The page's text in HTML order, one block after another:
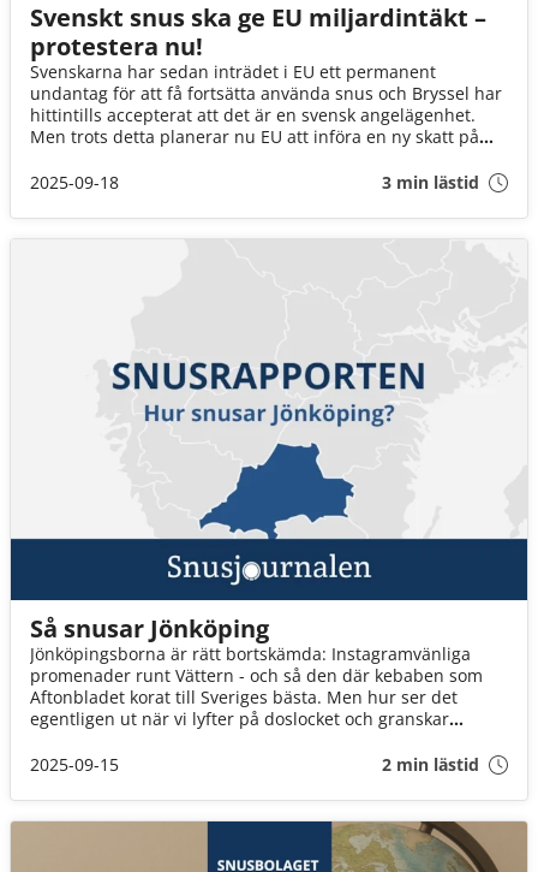
Svenskt snus ska ge EU miljardintäkt –
protestera nu!
Svenskarna har sedan inträdet i EU ett permanent
undantag för att få fortsätta använda snus och Bryssel har
hittintills accepterat att det är en svensk angelägenhet.
Men trots detta planerar nu EU att införa en ny skatt på
det svenska snuset. Tobaksskatten höjs i Sverige med över
kronor årligen på denna höjning.
2025-09-18 3 min lästid
Så snusar Jönköping
Jönköpingsborna är rätt bortskämda: Instagramvänliga
promenader runt Vättern - och så den där kebaben som
Aftonbladet korat till Sveriges bästa. Men hur ser det
egentligen ut när vi lyfter på doslocket och granskar
2025-09-15
2 min lästid